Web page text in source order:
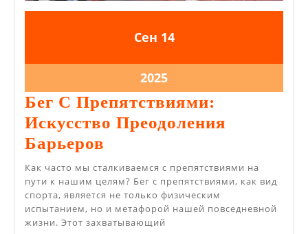
Сен14.09.2025
1414.09.2025
202514.09.2025
Бег С Препятствиями:
Искусство Преодоления
Барьеров
С
Препятствиями:
Искусство
Преодоления
Как часто мы сталкиваемся с препятствиями на
пути к нашим целям? Бег с препятствиями, как вид
спорта, является не только физическим
испытанием, но и метафорой нашей повседневной
жизни. Этот захватывающий